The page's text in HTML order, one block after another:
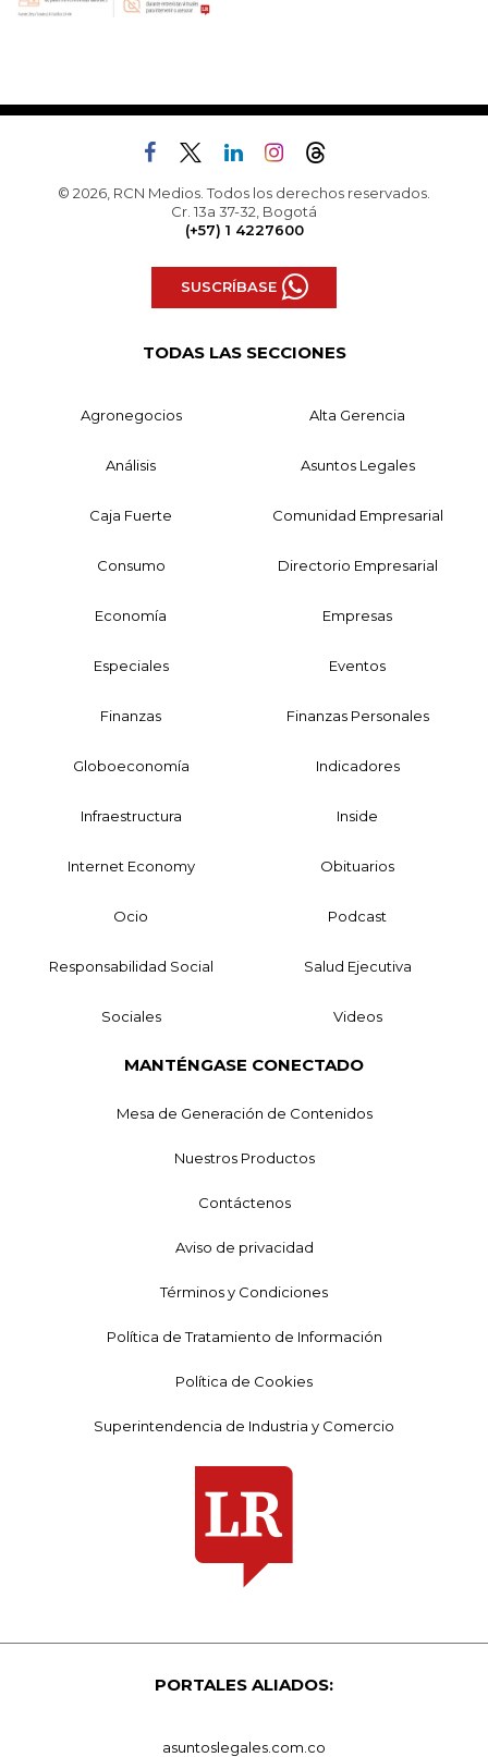
© 2026, RCN Medios. Todos los derechos reservados.
Cr. 13a 37-32, Bogotá
(+57) 1 4227600
SUSCRÍBASE
TODAS LAS SECCIONES
Agronegocios Alta Gerencia
Análisis Asuntos Legales
Caja Fuerte Comunidad Empresarial
Consumo Directorio Empresarial
Economía Empresas
Especiales Eventos
Finanzas Finanzas Personales
Globoeconomía Indicadores
Infraestructura Inside
Internet Economy Obituarios
Ocio Podcast
Responsabilidad Social Salud Ejecutiva
Sociales Videos
MANTÉNGASE CONECTADO
Mesa de Generación de Contenidos
Nuestros Productos
Contáctenos
Aviso de privacidad
Términos y Condiciones
Política de Tratamiento de Información
Política de Cookies
Superintendencia de Industria y Comercio
PORTALES ALIADOS:
asuntoslegales.com.co